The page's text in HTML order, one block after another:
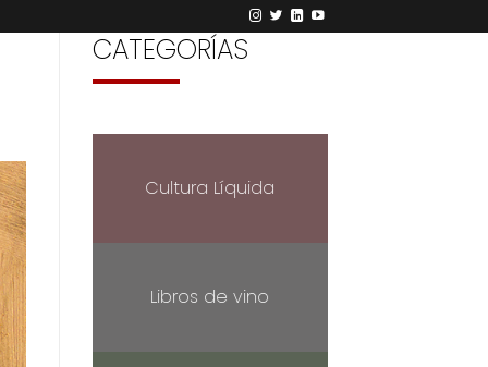
CATEGORÍAS
Cultura Líquida
Libros de vino